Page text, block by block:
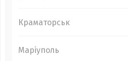
Краматорськ
Маріуполь